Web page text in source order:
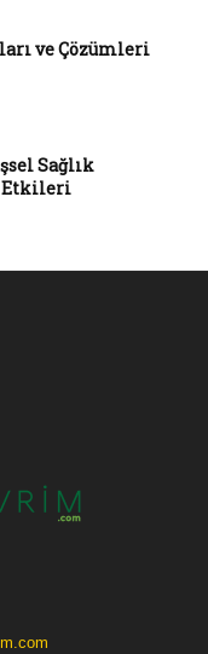
ve Çözümleri
Sağlık
Etkileri